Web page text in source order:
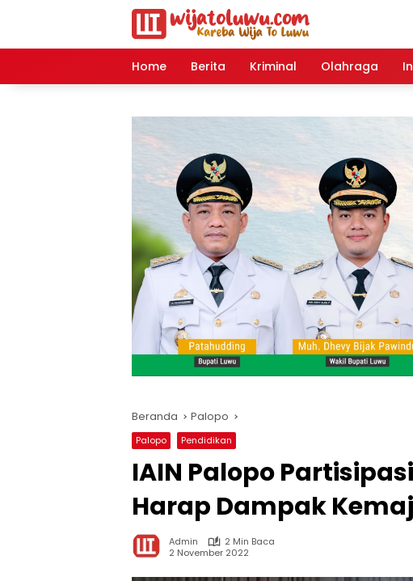
Home
Berita Kriminal Olahraga
Beranda Palopo
Palopo Pendidikan
IAIN Palopo
Harap Dampak
Admin
2 Min Baca
2 November 2022